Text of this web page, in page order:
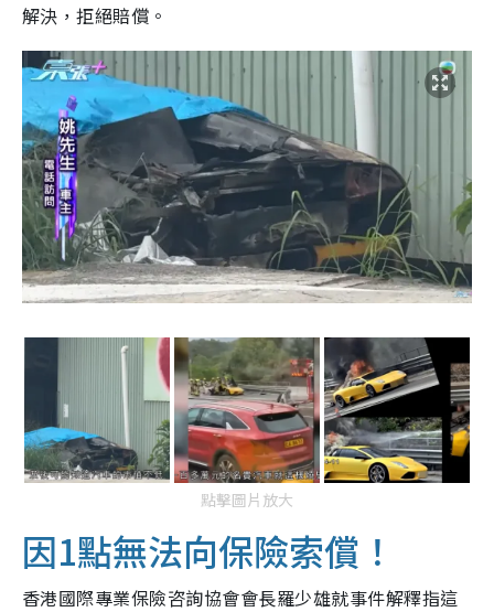
解決，拒絕賠償。
點擊圖片放大
因1點無法向保險索償！
香港國際專業保險咨詢協會會長羅少雄就事件解釋指這